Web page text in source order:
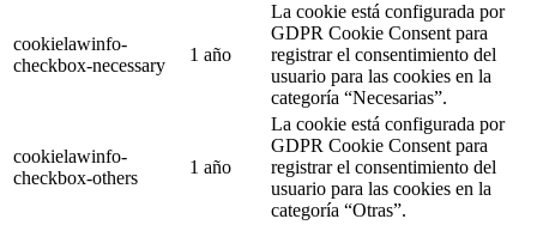
cookielawinfo-
checkbox-necessary
1 año
La cookie está configurada por
GDPR Cookie Consent para
registrar el consentimiento del
usuario para las cookies en la
categoría “Necesarias”.
cookielawinfo-
checkbox-others
1 año
La cookie está configurada por
GDPR Cookie Consent para
registrar el consentimiento del
usuario para las cookies en la
categoría “Otras”.